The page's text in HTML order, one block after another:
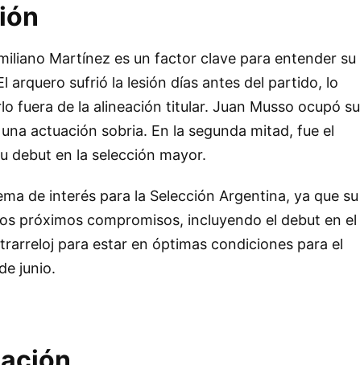
Martínez es un factor clave para entender su
arquero sufrió la lesión días antes del partido, lo
fuera de la alineación titular. Juan Musso ocupó su
actuación sobria. En la segunda mitad, fue el
debut en la selección mayor.
de interés para la Selección Argentina, ya que su
próximos compromisos, incluyendo el debut en el
para estar en óptimas condiciones para el
junio.